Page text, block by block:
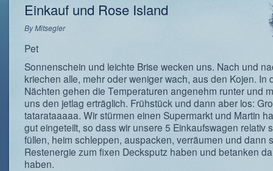
Einkauf und Rose Island
ByMitsegler
Pet
Sonnenschein und leichte Brise wecken uns. Nach und
kriechen alle, mehr oder weniger wach, aus den Kojen. In
Nächten gehen die Temperaturen angenehm runter und
uns den jetlag erträglich. Frühstück und dann aber los:
tatarataaaaa. Wir stürmen einen Supermarkt und Martin
gut eingeteilt, so dass wir unsere 5 Einkaufswagen relativ
füllen, heim schleppen, auspacken, verräumen und dann
Restenergie zum fixen Decksputz haben und betanken
haben.